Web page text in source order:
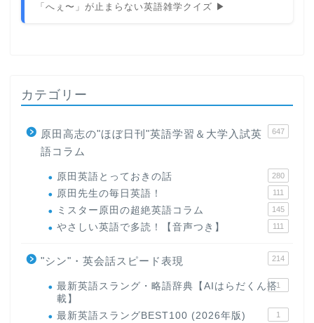
「へぇ〜」が止まらない英語雑学クイズ ▶
カテゴリー
原田高志の"ほぼ日刊"英語学習＆大学入試英
語コラム
647
原田英語とっておきの話 280
原田先生の毎日英語！ 111
ミスター原田の超絶英語コラム 145
やさしい英語で多読！【音声つき】 111
"シン"・英会話スピード表現 214
最新英語スラング・略語辞典【AIはらだくん搭
載】
1
最新英語スラングBEST100 (2026年版) 1